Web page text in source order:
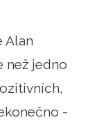
Alan
než jedno
-